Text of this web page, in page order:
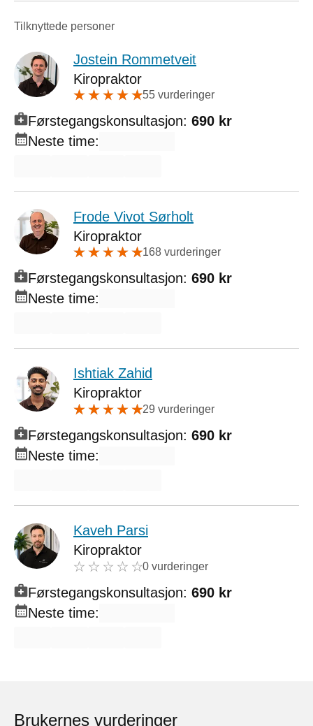
Tilknyttede personer
Jostein Rommetveit
Kiropraktor
55 vurderinger
Førstegangskonsultasjon: 690 kr
Neste time:
Frode Vivot Sørholt
Kiropraktor
168 vurderinger
Førstegangskonsultasjon: 690 kr
Neste time:
Ishtiak Zahid
Kiropraktor
29 vurderinger
Førstegangskonsultasjon: 690 kr
Neste time:
Kaveh Parsi
Kiropraktor
0 vurderinger
Førstegangskonsultasjon: 690 kr
Neste time:
Brukernes vurderinger